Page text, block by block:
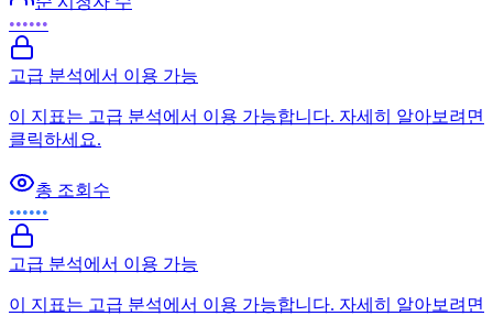
••••••
고급 분석에서 이용 가능
이 지표는 고급 분석에서 이용 가능합니다. 자세히 알아보려면
클릭하세요.
총 조회수
••••••
고급 분석에서 이용 가능
이 지표는 고급 분석에서 이용 가능합니다. 자세히 알아보려면